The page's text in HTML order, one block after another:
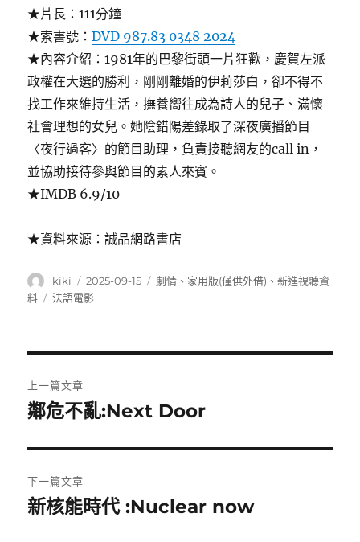
★片長：111分鐘
★索書號：DVD 987.83 0348 2024
★內容介紹：1981年的巴黎街頭一片狂歡，慶賀左派
政權在大選的勝利，剛剛離婚的伊莉莎白，卻不得不
找工作來維持生活，撫養嚮往成為詩人的兒子、滿懷
社會理想的女兒。她陰錯陽差錄取了深夜廣播節目
〈夜行過客〉的節目助理，負責接聽網友的call in，
並協助接待參與節目的素人來賓。
★IMDB 6.9/10
★資料來源：誠品網路書店
作
者
kiki
發
佈
2025-09-15
分
劇情 、 家用版(僅供外借) 、新進視聽資
料
標
法語電影
章
覽
上一篇文章
上
篇
文
章:
鄰危不亂:Next Door
下一篇文章
下
新核能時代 :Nuclear now